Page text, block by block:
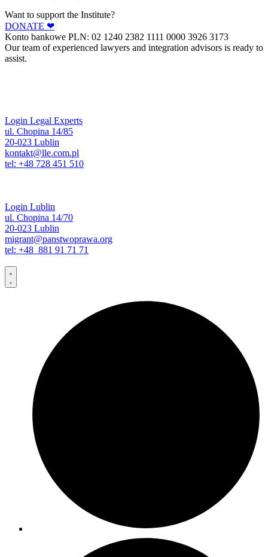
Want to support the Institute?
DONATE ❤︎
Konto bankowe PLN: 02 1240 2382 1111 0000 3926 3173
Our team of experienced lawyers and integration advisors is ready to
assist.
Login Legal Experts
ul. Chopina 14/85
20-023 Lublin
kontakt@lle.com.pl
tel: +48 728 451 510
Login Lublin
ul. Chopina 14/70
20-023 Lublin
migrant@panstwoprawa.org
tel: +48 881 91 71 71